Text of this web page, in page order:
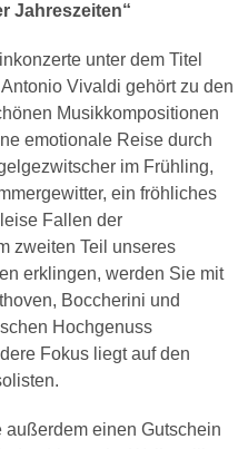
Jahreszeiten“
unter dem Titel
Vivaldi gehört zu den
Musikkompositionen
emotionale Reise durch
im Frühling,
ein fröhliches
Fallen der
zweiten Teil unseres
erklingen, werden Sie mit
Boccherini und
Hochgenuss
Fokus liegt auf den
einen Gutschein